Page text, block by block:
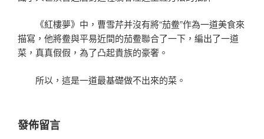
《紅樓夢》中，曹雪芹并沒有將“茄鲞”作為一道美食來
描寫，他將鲞與平易近間的茄鲞聯合了一下，編出了一道
菜，真真假假，為了凸起貴族的豪奢。
所以，這是一道最基礎做不出來的菜。
發佈留言